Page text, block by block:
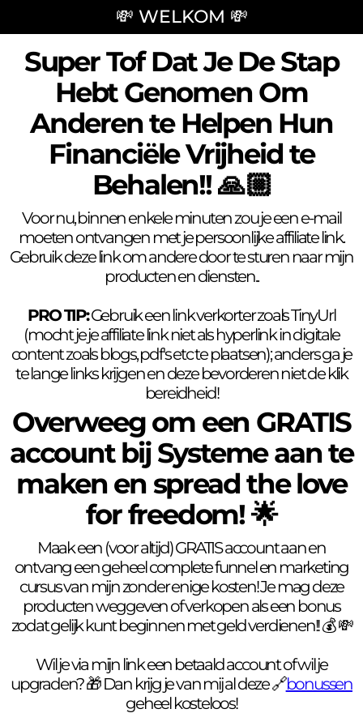
💸 WELKOM 💸
Super Tof Dat Je De Stap
Hebt Genomen Om
Anderen te Helpen Hun
Financiële Vrijheid te
Behalen!! 🙏🏼
Voor nu, binnen enkele minuten zou je een e-mail
moeten ontvangen met je persoonlijke affiliate link.
Gebruik deze link om andere door te sturen naar mijn
producten en diensten..
PRO TIP:Gebruik een link verkorter zoals TinyUrl
(mocht je je affiliate link niet als hyperlink in digitale
content zoals blogs, pdf's etc te plaatsen); anders ga je
te lange links krijgen en deze bevorderen niet de klik
bereidheid!
Overweeg om een GRATIS
account bij Systeme aan te
maken en spread the love
for freedom! 🌟
Maak een (voor altijd) GRATIS account aan en
ontvang een geheel complete funnel en marketing
cursus van mijn zonder enige kosten! Je mag deze
producten weggeven of verkopen als een bonus
zodat gelijk kunt beginnen met geld verdienen!! 💰 💸
Wil je via mijn link een betaald account of wil je
upgraden? 🎁 Dan krijg je van mij al deze 🔗bonussen
geheel kosteloos!